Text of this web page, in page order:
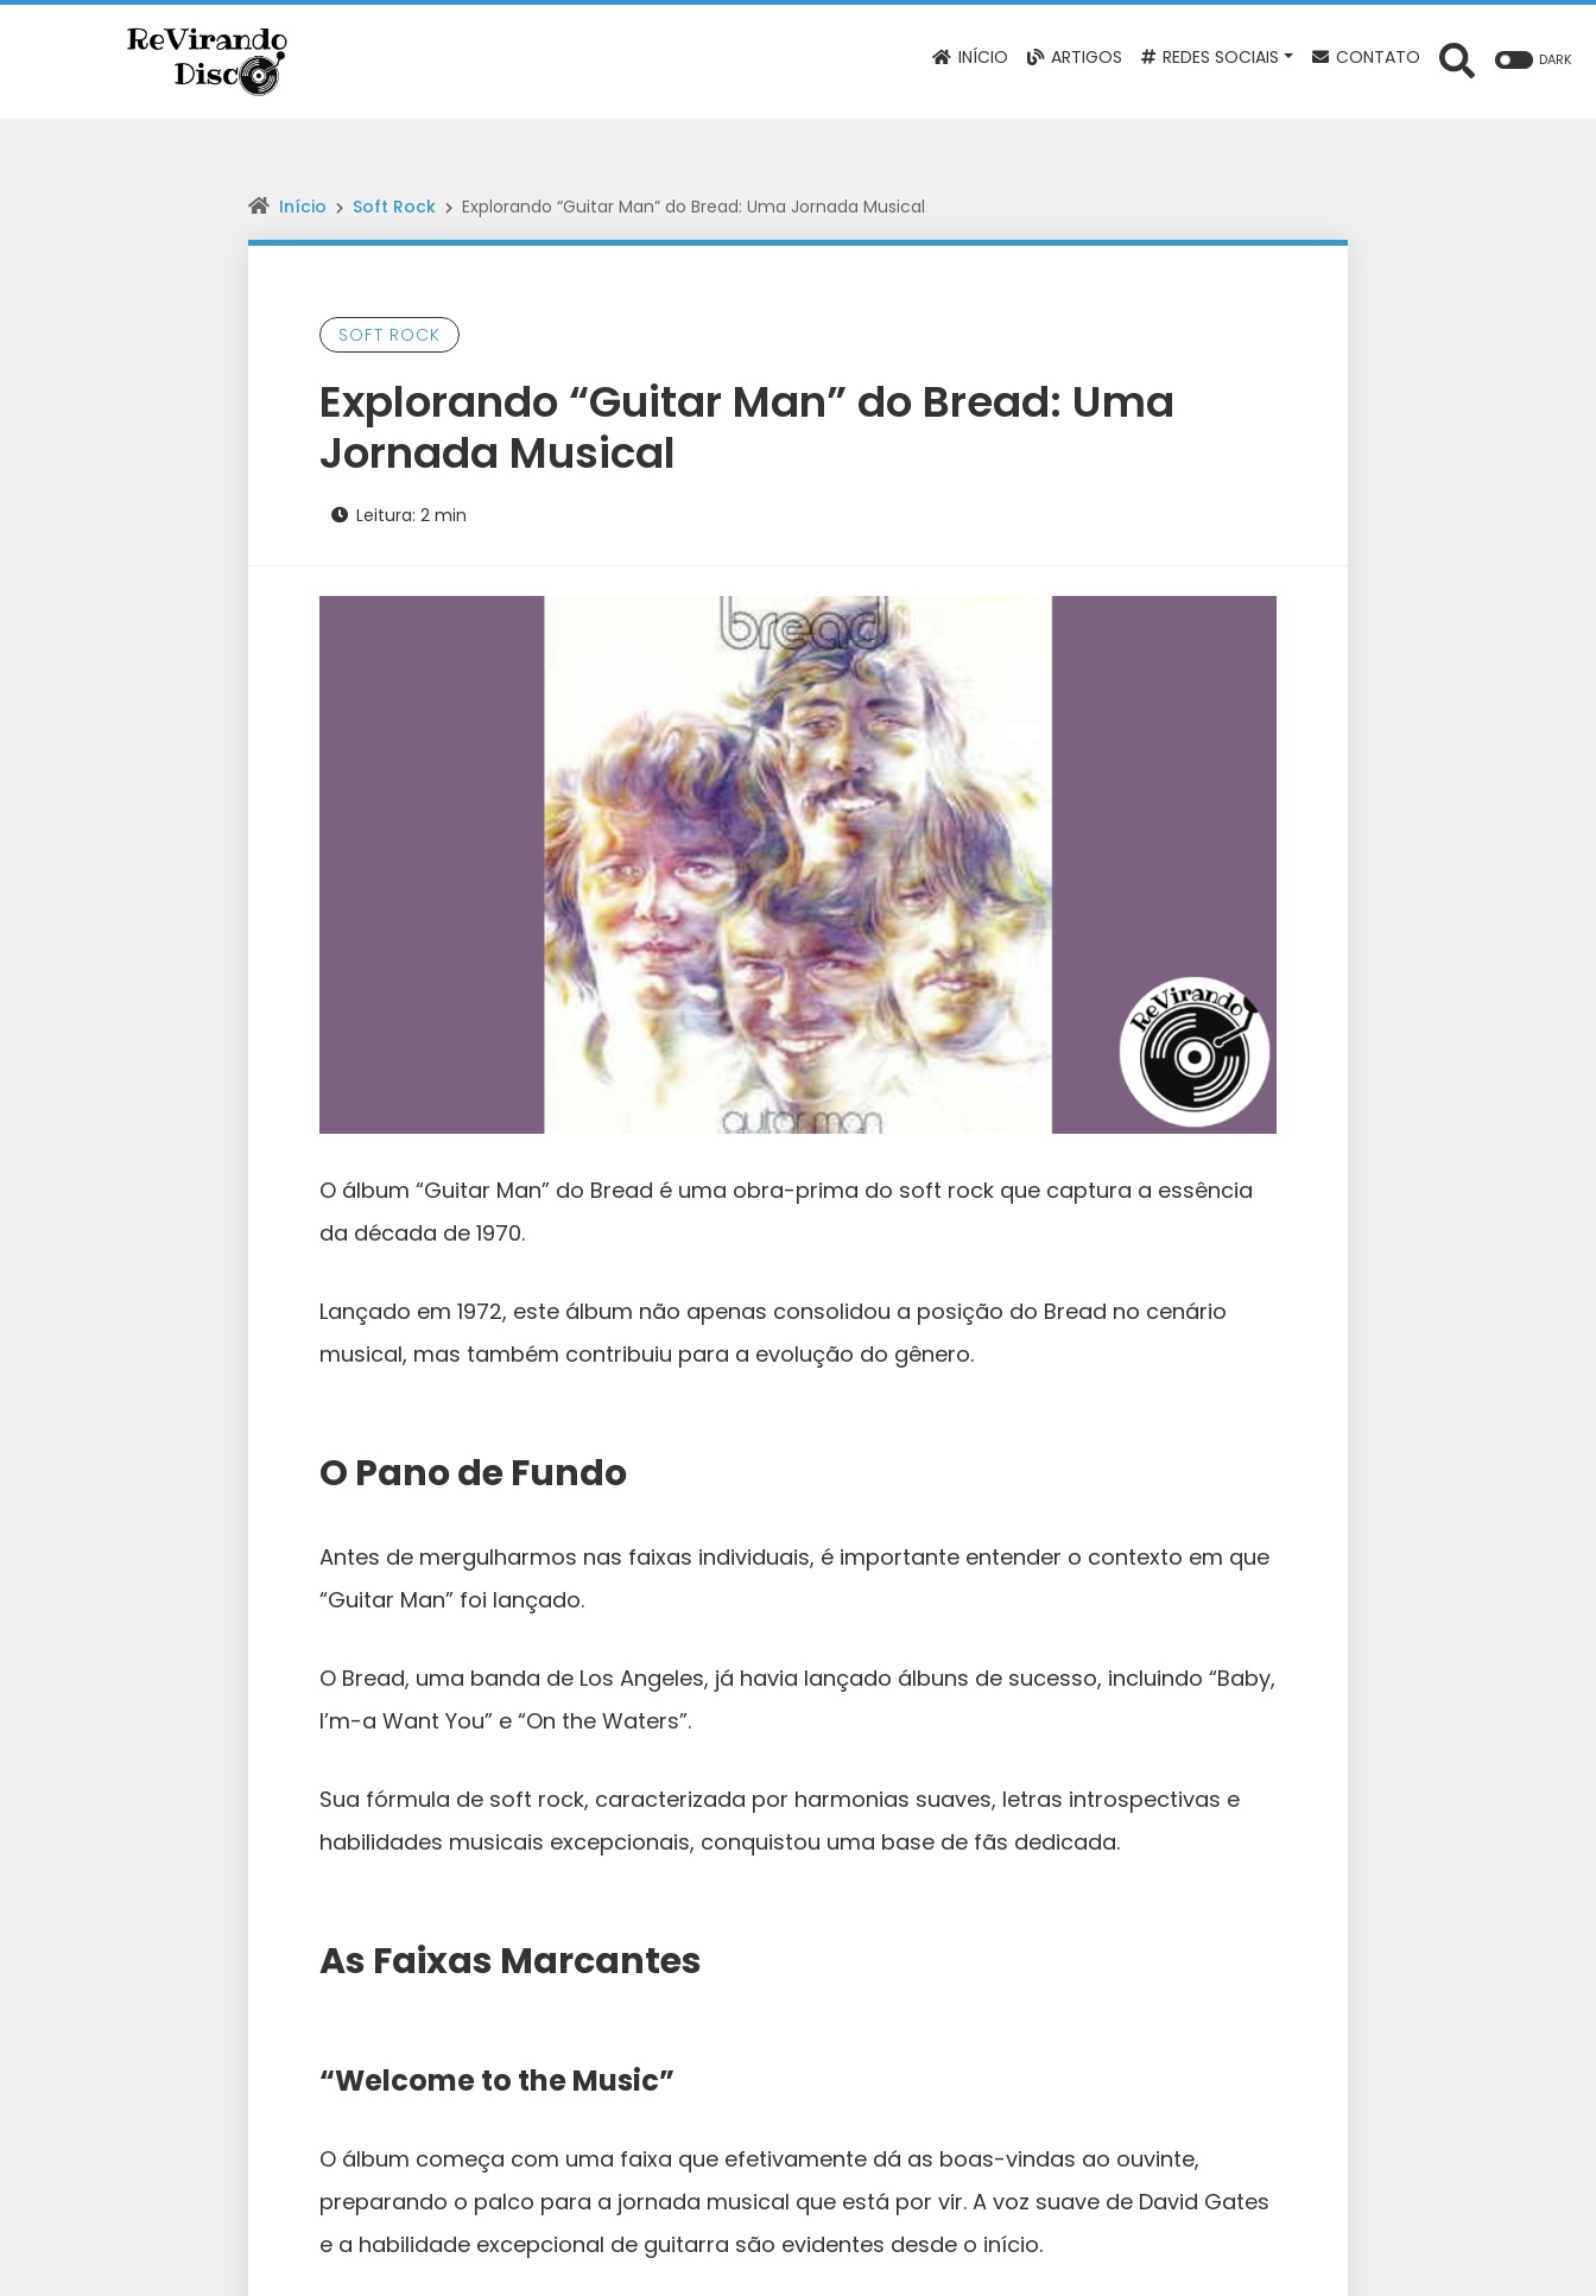
INÍCIO ARTIGOS REDES SOCIAIS CONTATO DARK
Início Soft Rock Explorando “Guitar Man” do Bread: Uma Jornada Musical
SOFT ROCK
Explorando “Guitar Man” do Bread: Uma
Jornada Musical
Leitura: 2 min
O álbum “Guitar Man” do Bread é uma obra-prima do soft rock que captura a essência
da década de 1970.
Lançado em 1972, este álbum não apenas consolidou a posição do Bread no cenário
musical, mas também contribuiu para a evolução do gênero.
O Pano de Fundo
Antes de mergulharmos nas faixas individuais, é importante entender o contexto em que
“Guitar Man” foi lançado.
O Bread, uma banda de Los Angeles, já havia lançado álbuns de sucesso, incluindo “Baby,
I’m-a Want You” e “On the Waters”.
Sua fórmula de soft rock, caracterizada por harmonias suaves, letras introspectivas e
habilidades musicais excepcionais, conquistou uma base de fãs dedicada.
As Faixas Marcantes
“Welcome to the Music”
O álbum começa com uma faixa que efetivamente dá as boas-vindas ao ouvinte,
preparando o palco para a jornada musical que está por vir. A voz suave de David Gates
e a habilidade excepcional de guitarra são evidentes desde o início.